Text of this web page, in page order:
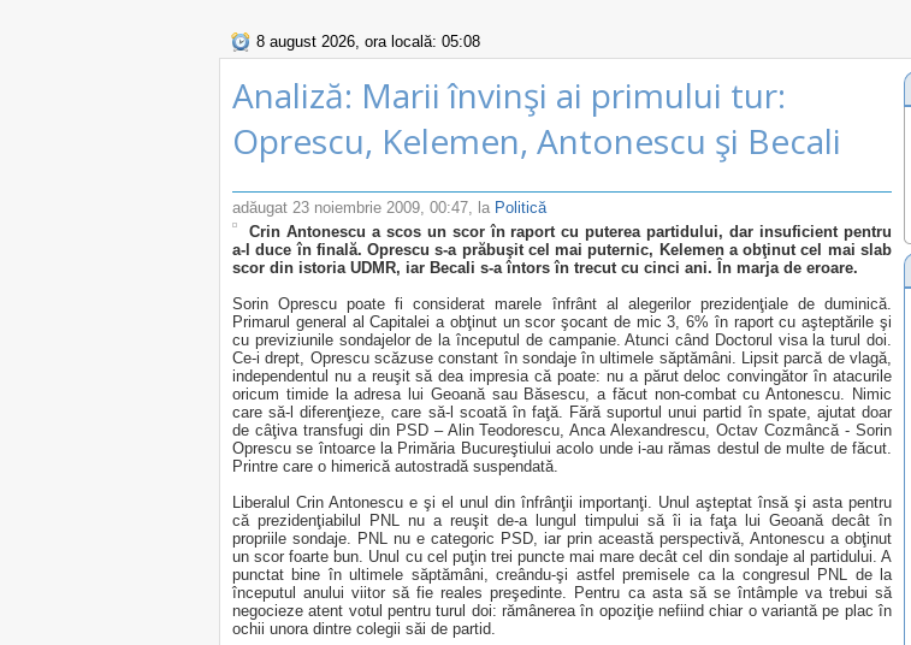
8 august 2026, ora locală: 05:08
Analiză: Marii învinşi ai primului tur:
Oprescu, Kelemen, Antonescu şi Becali
adăugat 23 noiembrie 2009, 00:47, la Politică
Crin Antonescu a scos un scor în raport cu puterea partidului, dar insuficient pentru
a-l duce în finală. Oprescu s-a prăbuşit cel mai puternic, Kelemen a obţinut cel mai slab
scor din istoria UDMR, iar Becali s-a întors în trecut cu cinci ani. În marja de eroare.
Sorin Oprescu poate fi considerat marele înfrânt al alegerilor prezidenţiale de duminică.
Primarul general al Capitalei a obţinut un scor şocant de mic 3, 6% în raport cu aşteptările şi
cu previziunile sondajelor de la începutul de campanie. Atunci când Doctorul visa la turul doi.
Ce-i drept, Oprescu scăzuse constant în sondaje în ultimele săptămâni. Lipsit parcă de vlagă,
independentul nu a reuşit să dea impresia că poate: nu a părut deloc convingător în atacurile
oricum timide la adresa lui Geoană sau Băsescu, a făcut non-combat cu Antonescu. Nimic
care să-l diferenţieze, care să-l scoată în faţă. Fără suportul unui partid în spate, ajutat doar
de câţiva transfugi din PSD – Alin Teodorescu, Anca Alexandrescu, Octav Cozmâncă - Sorin
Oprescu se întoarce la Primăria Bucureştiului acolo unde i-au rămas destul de multe de făcut.
Printre care o himerică autostradă suspendată.
Liberalul Crin Antonescu e şi el unul din înfrânţii importanţi. Unul aşteptat însă şi asta pentru
că prezidenţiabilul PNL nu a reuşit de-a lungul timpului să îi ia faţa lui Geoană decât în
propriile sondaje. PNL nu e categoric PSD, iar prin această perspectivă, Antonescu a obţinut
un scor foarte bun. Unul cu cel puţin trei puncte mai mare decât cel din sondaje al partidului. A
punctat bine în ultimele săptămâni, creându-şi astfel premisele ca la congresul PNL de la
începutul anului viitor să fie reales preşedinte. Pentru ca asta să se întâmple va trebui să
negocieze atent votul pentru turul doi: rămânerea în opoziţie nefiind chiar o variantă pe plac în
ochii unora dintre colegii săi de partid.